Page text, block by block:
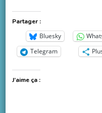
Partager :
Bluesky
Telegram
J’aime ça :